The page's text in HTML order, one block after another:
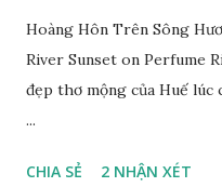
Hoàng Hôn Trên Sông
River Sunset on Perfume
đẹp thơ mộng của Huế lúc
...
CHIA SẺ 2 NHẬN XÉT